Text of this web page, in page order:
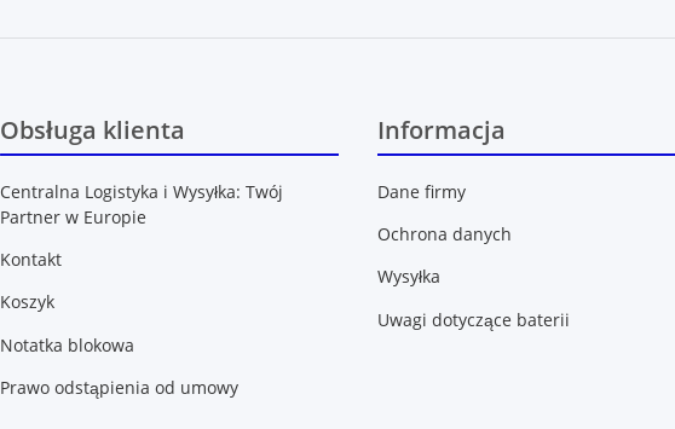
Obsługa klienta
Centralna Logistyka i Wysyłka: Twój
Partner w Europie
Kontakt
Koszyk
Notatka blokowa
Prawo odstąpienia od umowy
Informacja
Dane firmy
Ochrona danych
Wysyłka
Uwagi dotyczące baterii